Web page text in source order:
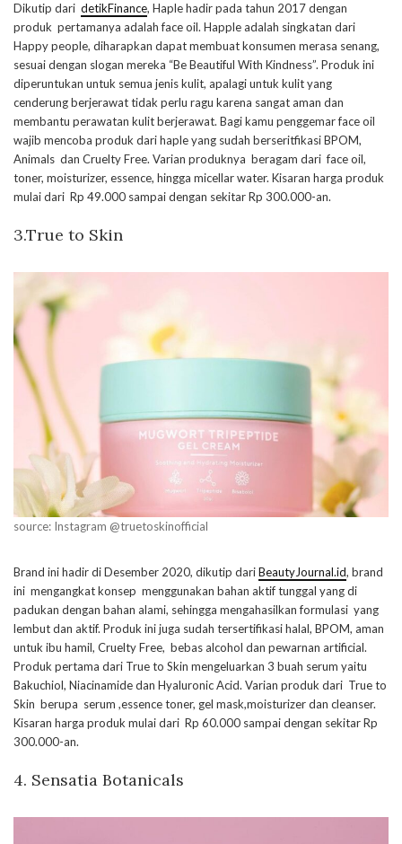
Dikutip dari detikFinance, Haple hadir pada tahun 2017 dengan
produk pertamanya adalah face oil. Happle adalah singkatan dari
Happy people, diharapkan dapat membuat konsumen merasa senang,
sesuai dengan slogan mereka “Be Beautiful With Kindness”. Produk ini
diperuntukan untuk semua jenis kulit, apalagi untuk kulit yang
cenderung berjerawat tidak perlu ragu karena sangat aman dan
membantu perawatan kulit berjerawat. Bagi kamu penggemar face oil
wajib mencoba produk dari haple yang sudah berseritfikasi BPOM,
Animals dan Cruelty Free. Varian produknya beragam dari face oil,
toner, moisturizer, essence, hingga micellar water. Kisaran harga produk
mulai dari Rp 49.000 sampai dengan sekitar Rp 300.000-an.
3.True to Skin
source: Instagram @truetoskinofficial
Brand ini hadir di Desember 2020, dikutip dariBeautyJournal.id, brand
ini mengangkat konsep menggunakan bahan aktif tunggal yang di
padukan dengan bahan alami, sehingga mengahasilkan formulasi yang
lembut dan aktif. Produk ini juga sudah tersertifikasi halal, BPOM, aman
untuk ibu hamil, Cruelty Free, bebas alcohol dan pewarnan artificial.
Produk pertama dari True to Skin mengeluarkan 3 buah serum yaitu
Bakuchiol, Niacinamide dan Hyaluronic Acid. Varian produk dari True to
Skin berupa serum ,essence toner, gel mask,moisturizer dan cleanser.
Kisaran harga produk mulai dari Rp 60.000 sampai dengan sekitar Rp
300.000-an.
4. Sensatia Botanicals